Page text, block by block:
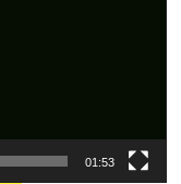
01:53